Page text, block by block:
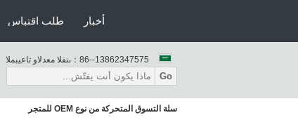
طلب اقتباس أخبار
المبيعات والدعم الفنى： 86--13862347575
Go
سلة التسوق المتحركة من نوع OEM للمتجر